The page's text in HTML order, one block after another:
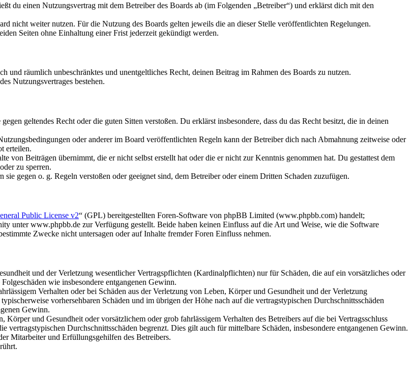
du einen Nutzungsvertrag mit dem Betreiber des Boards ab (im Folgenden „Betreiber“) und erklärst dich mit den
nicht weiter nutzen. Für die Nutzung des Boards gelten jeweils die an dieser Stelle veröffentlichten Regelungen.
Seiten ohne Einhaltung einer Frist jederzeit gekündigt werden.
und räumlich unbeschränktes und unentgeltliches Recht, deinen Beitrag im Rahmen des Boards zu nutzen.
Nutzungsvertrages bestehen.
geltendes Recht oder die guten Sitten verstoßen. Du erklärst insbesondere, dass du das Recht besitzt, die in deinen
oder anderer im Board veröffentlichten Regeln kann der Betreiber dich nach Abmahnung zeitweise oder
erteilen.
von Beiträgen übernimmt, die er nicht selbst erstellt hat oder die er nicht zur Kenntnis genommen hat. Du gestattest dem
zu sperren.
gegen o. g. Regeln verstoßen oder geeignet sind, dem Betreiber oder einem Dritten Schaden zuzufügen.
Public License v2“ (GPL) bereitgestellten Foren-Software von phpBB Limited (www.phpbb.com) handelt;
unter www.phpbb.de zur Verfügung gestellt. Beide haben keinen Einfluss auf die Art und Weise, wie die Software
Zwecke nicht untersagen oder auf Inhalte fremder Foren Einfluss nehmen.
und der Verletzung wesentlicher Vertragspflichten (Kardinalpflichten) nur für Schäden, die auf ein vorsätzliches oder
wie insbesondere entgangenen Gewinn.
Verhalten oder bei Schäden aus der Verletzung von Leben, Körper und Gesundheit und der Verletzung
vorhersehbaren Schäden und im übrigen der Höhe nach auf die vertragstypischen Durchschnittsschäden
Gewinn.
und Gesundheit oder vorsätzlichem oder grob fahrlässigem Verhalten des Betreibers auf die bei Vertragsschluss
vertragstypischen Durchschnittsschäden begrenzt. Dies gilt auch für mittelbare Schäden, insbesondere entgangenen Gewinn.
Mitarbeiter und Erfüllungsgehilfen des Betreibers.